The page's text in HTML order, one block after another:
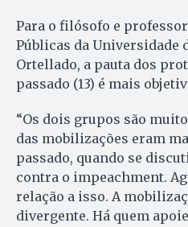
Para o filósofo e
Públicas da Universidade
Ortellado, a pauta dos
passado (13) é mais
“Os dois grupos são
das mobilizações eram
passado, quando se
contra o impeachment.
relação a isso. A
divergente. Há quem